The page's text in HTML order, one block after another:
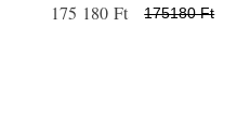
175 180 Ft 175180 Ft